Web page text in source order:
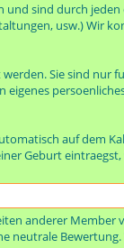
sind durch
usw.) Wir
Sie sind nur
auf dem
Geburt
anderer
neutrale